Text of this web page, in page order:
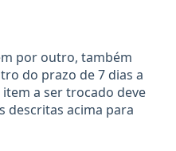
por outro, também
do prazo de 7 dias a
a ser trocado deve
descritas acima para